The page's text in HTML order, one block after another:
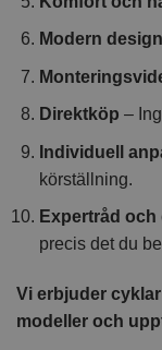
Modern design
Direktköp –
Individuell
körställning.
Expertråd
precis det du
Vi erbjuder
modeller och